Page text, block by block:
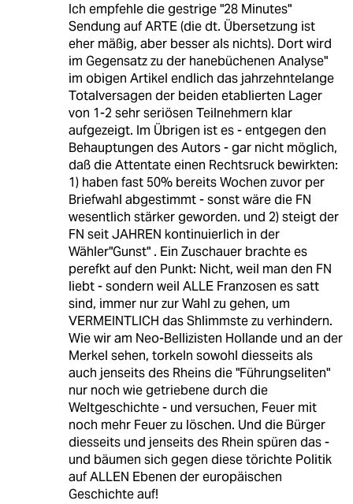
Ich empfehle die gestrige "28 Minutes"
Sendung auf ARTE (die dt. Übersetzung ist
eher mäßig, aber besser als nichts). Dort wird
im Gegensatz zu der hanebüchenen Analyse"
im obigen Artikel endlich das jahrzehntelange
Totalversagen der beiden etablierten Lager
von 1-2 sehr seriösen Teilnehmern klar
aufgezeigt. Im Übrigen ist es - entgegen den
Behauptungen des Autors - gar nicht möglich,
daß die Attentate einen Rechtsruck bewirkten:
1) haben fast 50% bereits Wochen zuvor per
Briefwahl abgestimmt - sonst wäre die FN
wesentlich stärker geworden. und 2) steigt der
FN seit JAHREN kontinuierlich in der
Wähler"Gunst" . Ein Zuschauer brachte es
perefkt auf den Punkt: Nicht, weil man den FN
liebt - sondern weil ALLE Franzosen es satt
sind, immer nur zur Wahl zu gehen, um
VERMEINTLICH das Shlimmste zu verhindern.
Wie wir am Neo-Bellizisten Hollande und an der
Merkel sehen, torkeln sowohl diesseits als
auch jenseits des Rheins die "Führungseliten"
nur noch wie getriebene durch die
Weltgeschichte - und versuchen, Feuer mit
noch mehr Feuer zu löschen. Und die Bürger
diesseits und jenseits des Rhein spüren das -
und bäumen sich gegen diese törichte Politik
auf ALLEN Ebenen der europäischen
Geschichte auf!